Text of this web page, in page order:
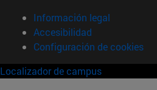
Información legal
Accesibilidad
Configuración de cookies
Localizador de campus